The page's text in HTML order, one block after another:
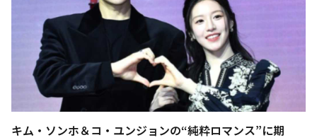
キム・ソンホ＆コ・ユンジョンの“純粋ロマンス”に期